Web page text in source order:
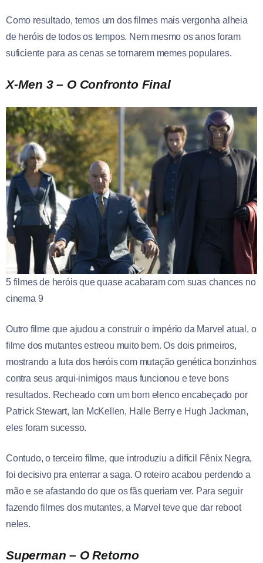
Como resultado, temos um dos filmes mais vergonha alheia
de heróis de todos os tempos. Nem mesmo os anos foram
suficiente para as cenas se tornarem memes populares.
X-Men 3 – O Confronto Final
5 filmes de heróis que quase acabaram com suas chances no
cinema 9
Outro filme que ajudou a construir o império da Marvel atual, o
filme dos mutantes estreou muito bem. Os dois primeiros,
mostrando a luta dos heróis com mutação genética bonzinhos
contra seus arqui-inimigos maus funcionou e teve bons
resultados. Recheado com um bom elenco encabeçado por
Patrick Stewart, Ian McKellen, Halle Berry e Hugh Jackman,
eles foram sucesso.
Contudo, o terceiro filme, que introduziu a difícil Fênix Negra,
foi decisivo pra enterrar a saga. O roteiro acabou perdendo a
mão e se afastando do que os fãs queriam ver. Para seguir
fazendo filmes dos mutantes, a Marvel teve que dar reboot
neles.
Superman – O Retorno